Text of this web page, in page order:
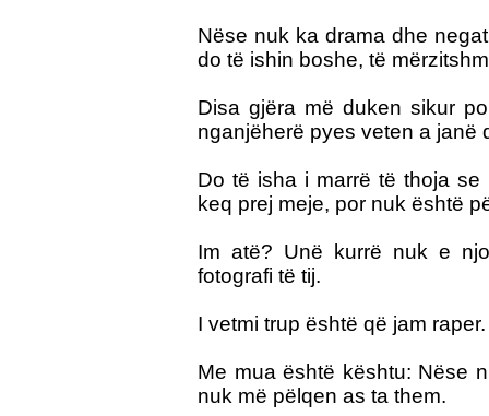
Nëse nuk ka drama dhe
do të ishin boshe, të
Disa gjëra më duken sikur
nganjëherë pyes veten a janë
Do të isha i marrë të thojase
keq prej meje, por nuk është
Im atë? Unë kurrë nuk e
fotografi të tij.
I vetmi trup është që jam raper.
Me mua është kështu: Nëse
nuk më pëlqen as ta them.